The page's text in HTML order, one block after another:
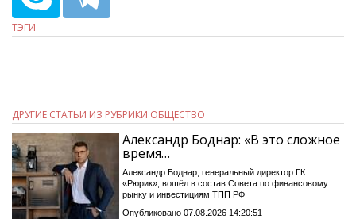
ТЭГИ
ДРУГИЕ СТАТЬИ ИЗ РУБРИКИ ОБЩЕСТВО
Александр Боднар: «В это сложное
время…
Александр Боднар, генеральный директор ГК
«Рюрик», вошёл в состав Совета по финансовому
рынку и инвестициям ТПП РФ
Опубликовано 07.08.2026 14:20:51